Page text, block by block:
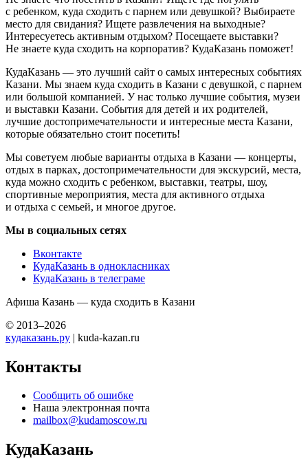
с ребенком, куда сходить с парнем или девушкой? Выбираете
место для свидания? Ищете развлечения на выходные?
Интересуетесь активным отдыхом? Посещаете выставки?
Не знаете куда сходить на корпоратив? КудаКазань поможет!
КудаКазань — это лучший сайт о самых интересных событиях
Казани. Мы знаем куда сходить в Казани с девушкой, с парнем
или большой компанией. У нас только лучшие события, музеи
и выставки Казани. События для детей и их родителей,
лучшие достопримечательности и интересные места Казани,
которые обязательно стоит посетить!
Мы советуем любые варианты отдыха в Казани — концерты,
отдых в парках, достопримечательности для экскурсий, места,
куда можно сходить с ребенком, выставки, театры, шоу,
спортивные мероприятия, места для активного отдыха
и отдыха с семьей, и многое другое.
Мы в социальных сетях
Вконтакте
КудаКазань в однокласниках
КудаКазань в телеграме
Афиша Казань — куда сходить в Казани
© 2013–2026
кудаказань.ру | kuda-kazan.ru
Контакты
Сообщить об ошибке
Наша электронная почта
mailbox@kudamoscow.ru
КудаКазань